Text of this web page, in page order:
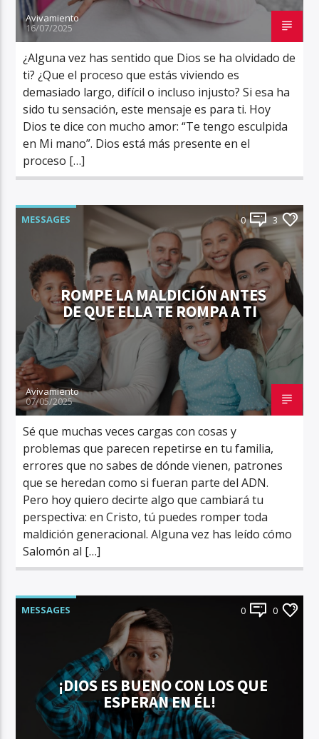
Avivamiento
16/07/2025
¿Alguna vez has sentido que Dios se ha olvidado de
ti? ¿Que el proceso que estás viviendo es
demasiado largo, difícil o incluso injusto? Si esa ha
sido tu sensación, este mensaje es para ti. Hoy
Dios te dice con mucho amor: “Te tengo esculpida
en Mi mano”. Dios está más presente en el
proceso […]
MESSAGES 0 3
ROMPE LA MALDICIÓN ANTES
DE QUE ELLA TE ROMPA A TI
Avivamiento
07/05/2025
Sé que muchas veces cargas con cosas y
problemas que parecen repetirse en tu familia,
errores que no sabes de dónde vienen, patrones
que se heredan como si fueran parte del ADN.
Pero hoy quiero decirte algo que cambiará tu
perspectiva: en Cristo, tú puedes romper toda
maldición generacional. Alguna vez has leído cómo
Salomón al […]
MESSAGES 0 0
¡DIOS ES BUENO CON LOS QUE
ESPERAN EN ÉL!